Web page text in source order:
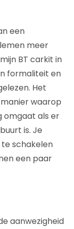
een
meer
BT carkit in
formaliteit en
Het
waarop
omgaat als er
is. Je
schakelen
een paar
aanwezigheid